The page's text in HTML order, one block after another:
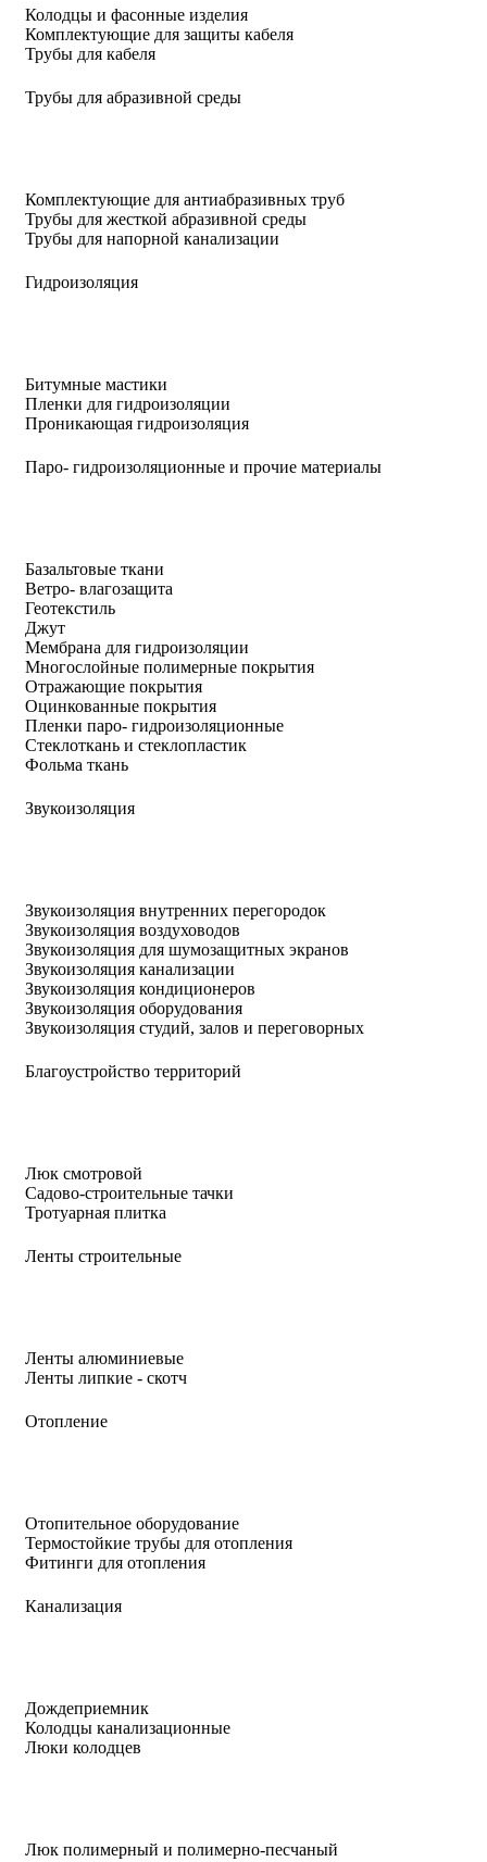
Колодцы и фасонные изделия
Комплектующие для защиты кабеля
Трубы для кабеля
Трубы для абразивной среды
Комплектующие для антиабразивных труб
Трубы для жесткой абразивной среды
Трубы для напорной канализации
Гидроизоляция
Битумные мастики
Пленки для гидроизоляции
Проникающая гидроизоляция
Паро- гидроизоляционные и прочие материалы
Базальтовые ткани
Ветро- влагозащита
Геотекстиль
Джут
Мембрана для гидроизоляции
Многослойные полимерные покрытия
Отражающие покрытия
Оцинкованные покрытия
Пленки паро- гидроизоляционные
Стеклоткань и стеклопластик
Фольма ткань
Звукоизоляция
Звукоизоляция внутренних перегородок
Звукоизоляция воздуховодов
Звукоизоляция для шумозащитных экранов
Звукоизоляция канализации
Звукоизоляция кондиционеров
Звукоизоляция оборудования
Звукоизоляция студий, залов и переговорных
Благоустройство территорий
Люк смотровой
Садово-строительные тачки
Тротуарная плитка
Ленты строительные
Ленты алюминиевые
Ленты липкие - скотч
Отопление
Отопительное оборудование
Термостойкие трубы для отопления
Фитинги для отопления
Канализация
Дождеприемник
Колодцы канализационные
Люки колодцев
Люк полимерный и полимерно-песчаный